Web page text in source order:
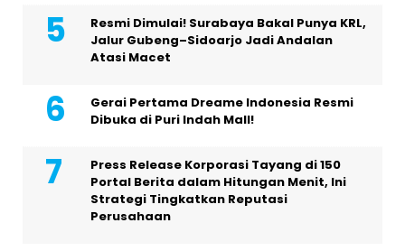
Resmi Dimulai! Surabaya Bakal Punya KRL,
Jalur Gubeng–Sidoarjo Jadi Andalan
Atasi Macet
Gerai Pertama Dreame Indonesia Resmi
Dibuka di Puri Indah Mall!
Press Release Korporasi Tayang di 150
Portal Berita dalam Hitungan Menit, Ini
Strategi Tingkatkan Reputasi
Perusahaan